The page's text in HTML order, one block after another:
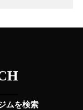
ムを検索